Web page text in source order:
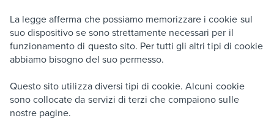
La legge afferma che possiamo memorizzare i cookie sul
suo dispositivo se sono strettamente necessari per il
funzionamento di questo sito. Per tutti gli altri tipi di cookie
abbiamo bisogno del suo permesso.
Questo sito utilizza diversi tipi di cookie. Alcuni cookie
sono collocate da servizi di terzi che compaiono sulle
nostre pagine.